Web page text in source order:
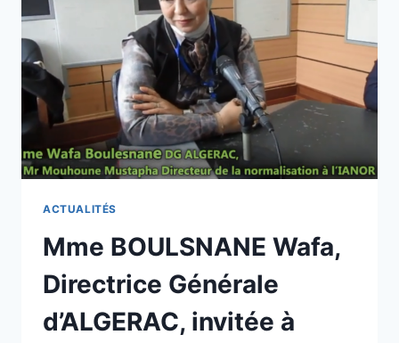
ACTUALITÉS
Mme BOULSNANE Wafa,
Directrice Générale
d’ALGERAC, invitée à